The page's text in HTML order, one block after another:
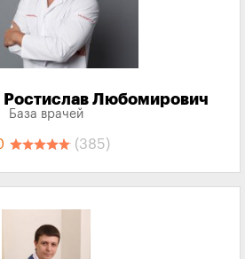
Ростислав Любомирович
База врачей
(385)